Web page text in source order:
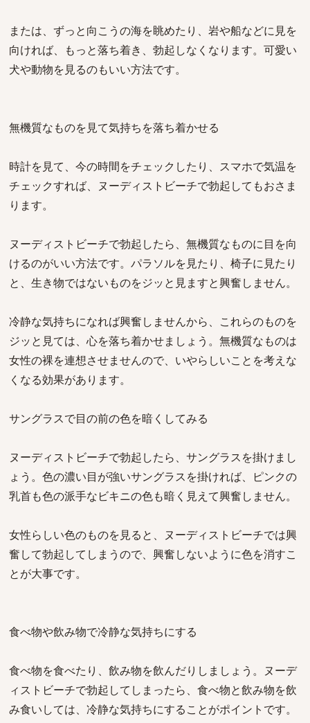
または、ずっと向こうの海を眺めたり、岩や船などに見を
向ければ、もっと落ち着き、勃起しなくなります。可愛い
犬や動物を見るのもいい方法です。
無機質なものを見て気持ちを落ち着かせる
時計を見て、今の時間をチェックしたり、スマホで気温を
チェックすれば、ヌーディストビーチで勃起してもおさま
ります。
ヌーディストビーチで勃起したら、無機質なものに目を向
けるのがいい方法です。パラソルを見たり、椅子に見たり
と、生き物ではないものをジッと見ますと興奮しません。
冷静な気持ちになれば興奮しませんから、これらのものを
ジッと見ては、心を落ち着かせましょう。無機質なものは
女性の裸を連想させませんので、いやらしいことを考えな
くなる効果があります。
サングラスで目の前の色を暗くしてみる
ヌーディストビーチで勃起したら、サングラスを掛けまし
ょう。色の濃い目が強いサングラスを掛ければ、ピンクの
乳首も色の派手なビキニの色も暗く見えて興奮しません。
女性らしい色のものを見ると、ヌーディストビーチでは興
奮して勃起してしまうので、興奮しないように色を消すこ
とが大事です。
食べ物や飲み物で冷静な気持ちにする
食べ物を食べたり、飲み物を飲んだりしましょう。ヌーデ
ィストビーチで勃起してしまったら、食べ物と飲み物を飲
み食いしては、冷静な気持ちにすることがポイントです。